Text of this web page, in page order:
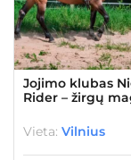
Jojimo klubas
Rider – žirgų
Vieta: Vilnius